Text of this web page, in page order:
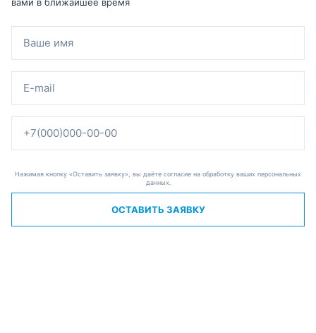
Нажимая кнопку «Оставить заявку», вы даёте согласие на обработку ваших персональных
данных.
ОСТАВИТЬ ЗАЯВКУ